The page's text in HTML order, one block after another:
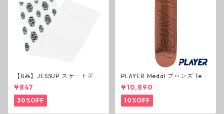
【B品】JESSUP スケートボー
ド グリップテープ ウルトラグ
リップ ホワイト デッキテープ
ジェスアップ ジェサップ
¥847
30%OFF
PLAYER Medal ブロンズ Tea
m Deck P3 スケートボードデ
ッキ プレイヤー メダル
¥10,890
10%OFF